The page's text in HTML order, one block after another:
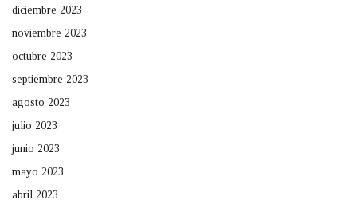
diciembre 2023
noviembre 2023
octubre 2023
septiembre 2023
agosto 2023
julio 2023
junio 2023
mayo 2023
abril 2023